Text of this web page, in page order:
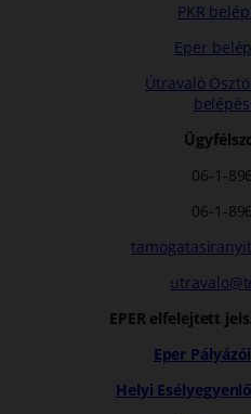
PKR
Eper
Útravaló
06-1-
06-1-
EPER elfelejtett
Eper
Helyi